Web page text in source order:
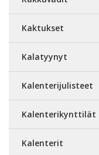
Kaktukset
Kalatyynyt
Kalenterijulisteet
Kalenterikynttilät
Kalenterit